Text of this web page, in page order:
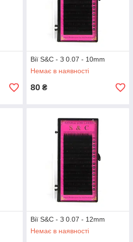
Вії S&C - З 0.07 - 10mm
Немає в наявності
80 ₴
Вії S&C - З 0.07 - 12mm
Немає в наявності